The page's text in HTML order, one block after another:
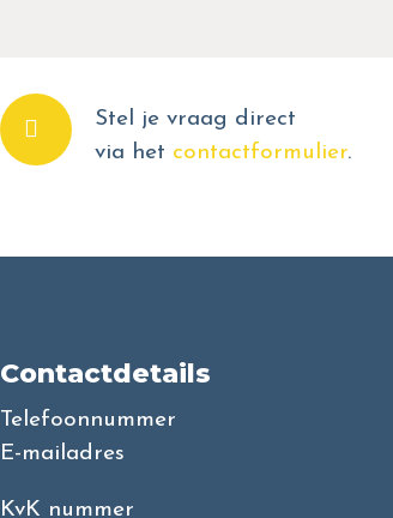
Stel je vraag direct
via het contactformulier.
Contactdetails
Telefoonnummer
E-mailadres
KvK nummer